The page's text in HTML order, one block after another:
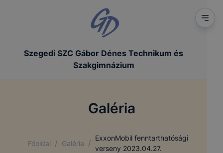
Szegedi SZC Gábor Dénes Technikum és
Szakgimnázium
Galéria
Főoldal / Galéria /
ExxonMobil fenntarthatósági
verseny 2023.04.27.